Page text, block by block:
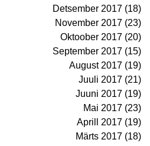
Detsember 2017 (18)
November 2017 (23)
Oktoober 2017 (20)
September 2017 (15)
August 2017 (19)
Juuli 2017 (21)
Juuni 2017 (19)
Mai 2017 (23)
Aprill 2017 (19)
Märts 2017 (18)